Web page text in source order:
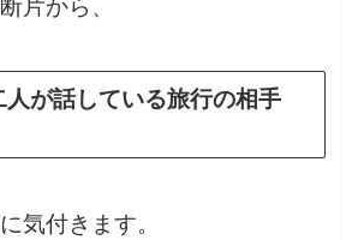
片から、
人が話している旅行の相手
気付きます。